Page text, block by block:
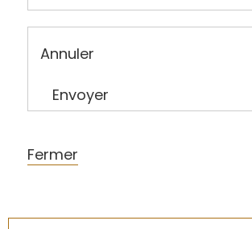
Annuler
Envoyer
Fermer